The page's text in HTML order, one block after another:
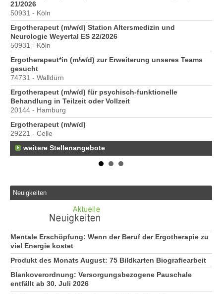
21/2026
50931 - Köln
Ergotherapeut (m/w/d) Station Altersmedizin und
Neurologie Weyertal ES 22/2026
50931 - Köln
Ergotherapeut*in (m/w/d) zur Erweiterung unseres Teams
gesucht
74731 - Walldürn
Ergotherapeut (m/w/d) für psychisch-funktionelle
Behandlung in Teilzeit oder Vollzeit
20144 - Hamburg
Ergotherapeut (m/w/d)
29221 - Celle
weitere Stellenangebote
Neuigkeiten
Mentale Erschöpfung: Wenn der Beruf der Ergotherapie zu
viel Energie kostet
Produkt des Monats August: 75 Bildkarten Biografiearbeit
Blankoverordnung: Versorgungsbezogene Pauschale
entfällt ab 30. Juli 2026